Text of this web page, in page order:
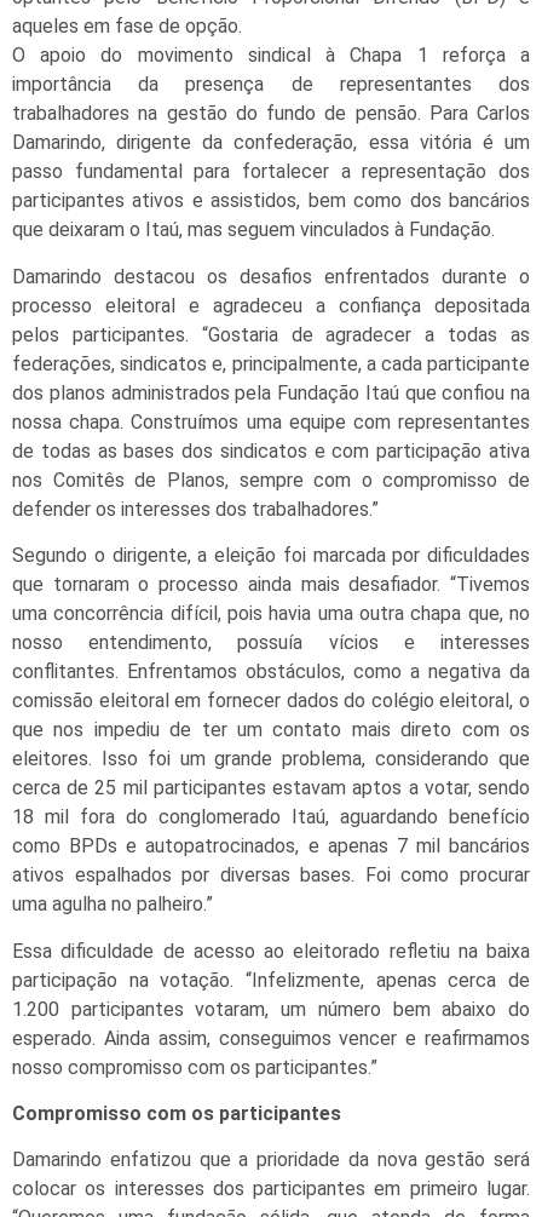
aqueles em fase de opção.
O apoio do movimento sindical à Chapa 1 reforça a
importância da presença de representantes dos
trabalhadores na gestão do fundo de pensão. Para Carlos
Damarindo, dirigente da confederação, essa vitória é um
passo fundamental para fortalecer a representação dos
participantes ativos e assistidos, bem como dos bancários
que deixaram o Itaú, mas seguem vinculados à Fundação.
Damarindo destacou os desafios enfrentados durante o
processo eleitoral e agradeceu a confiança depositada
pelos participantes. “Gostaria de agradecer a todas as
federações, sindicatos e, principalmente, a cada participante
dos planos administrados pela Fundação Itaú que confiou na
nossa chapa. Construímos uma equipe com representantes
de todas as bases dos sindicatos e com participação ativa
nos Comitês de Planos, sempre com o compromisso de
defender os interesses dos trabalhadores.”
Segundo o dirigente, a eleição foi marcada por dificuldades
que tornaram o processo ainda mais desafiador. “Tivemos
uma concorrência difícil, pois havia uma outra chapa que, no
nosso entendimento, possuía vícios e interesses
conflitantes. Enfrentamos obstáculos, como a negativa da
comissão eleitoral em fornecer dados do colégio eleitoral, o
que nos impediu de ter um contato mais direto com os
eleitores. Isso foi um grande problema, considerando que
cerca de 25 mil participantes estavam aptos a votar, sendo
18 mil fora do conglomerado Itaú, aguardando benefício
como BPDs e autopatrocinados, e apenas 7 mil bancários
ativos espalhados por diversas bases. Foi como procurar
uma agulha no palheiro.”
Essa dificuldade de acesso ao eleitorado refletiu na baixa
participação na votação. “Infelizmente, apenas cerca de
1.200 participantes votaram, um número bem abaixo do
esperado. Ainda assim, conseguimos vencer e reafirmamos
nosso compromisso com os participantes.”
Compromisso com os participantes
Damarindo enfatizou que a prioridade da nova gestão será
colocar os interesses dos participantes em primeiro lugar.